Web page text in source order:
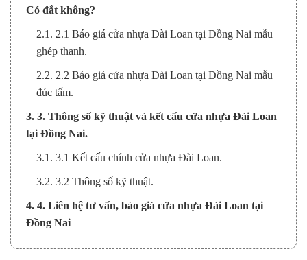
Có đắt không?
2.1. 2.1 Báo giá cửa nhựa Đài Loan tại Đồng Nai mẫu
ghép thanh.
2.2. 2.2 Báo giá cửa nhựa Đài Loan tại Đồng Nai mẫu
đúc tấm.
3. 3. Thông số kỹ thuật và kết cấu cửa nhựa Đài Loan
tại Đồng Nai.
3.1. 3.1 Kết cấu chính cửa nhựa Đài Loan.
3.2. 3.2 Thông số kỹ thuật.
4. 4. Liên hệ tư vấn, báo giá cửa nhựa Đài Loan tại
Đồng Nai